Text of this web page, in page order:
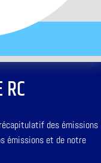
des émissions
émissions et de notre